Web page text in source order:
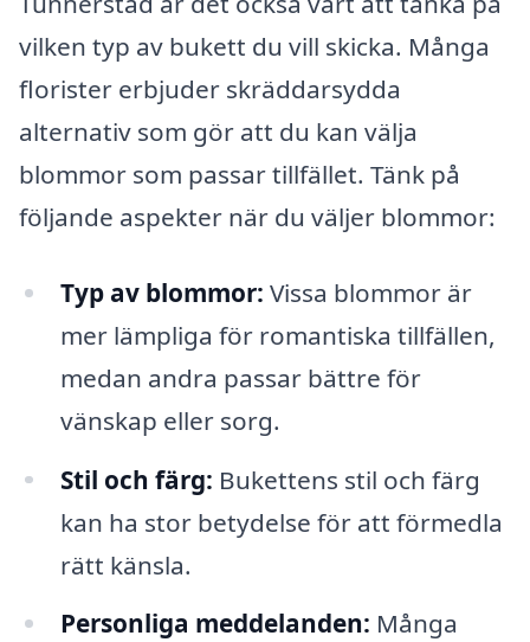
vilken typ av bukett du vill skicka. Många
florister erbjuder skräddarsydda
alternativ som gör att du kan välja
blommor som passar tillfället. Tänk på
följande aspekter när du väljer blommor:
Typ av blommor: Vissa blommor är
mer lämpliga för romantiska tillfällen,
medan andra passar bättre för
vänskap eller sorg.
Stil och färg: Bukettens stil och färg
kan ha stor betydelse för att förmedla
rätt känsla.
Personliga meddelanden: Många